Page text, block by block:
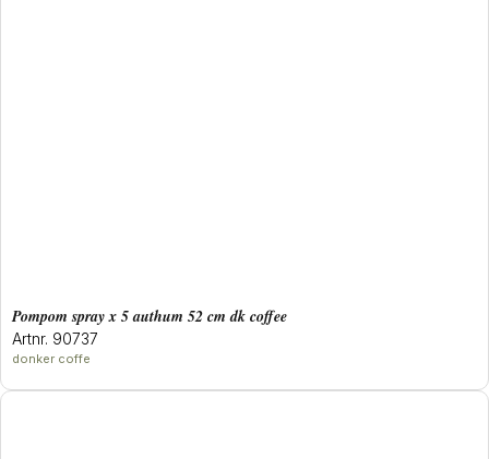
pompom spray x 5 authum 52 cm dk coffee
Artnr. 90737
donker coffe